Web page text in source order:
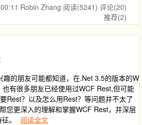
Robin Zhang 阅读(5241) 评论(20)
推荐(2)
趣的朋友可能都知道，在.Net 3.5的版本的W
有很多朋友已经使用过WCF Rest,但可能
Rest？以及怎么用Rest？等问题并不太了
您更深入的理解和掌握WCF Rest，并深层
。
阅读全文